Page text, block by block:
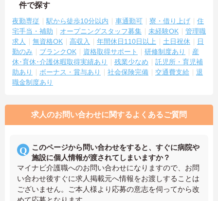
件で探す
夜勤専従 駅から徒歩10分以内 車通勤可 寮・借り上げ
住
宅手当・補助
オープニングスタッフ募集 未経験OK
管理職
求人
無資格OK 高収入 年間休日110日以上 土日祝休
日
勤のみ
ブランクOK 資格取得サポート 研修制度あり
産
休･育休･介護休暇取得実績あり
残業少なめ
託児所・育児補
助あり
ボーナス・賞与あり 社会保険完備 交通費支給
退
職金制度あり
求人のお問い合わせに関するよくあるご質問
このページから問い合わせをすると、すぐに病院や
施設に個人情報が渡されてしまいますか？
マイナビ介護職へのお問い合わせになりますので、お問
い合わせ後すぐに求人掲載元へ情報をお渡しすることは
ございません。ご本人様より応募の意志を伺ってから改